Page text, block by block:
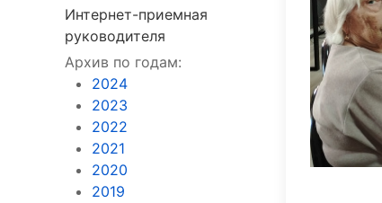
Интернет-приемная
руководителя
Архив по годам:
2024
2023
2022
2021
2020
2019